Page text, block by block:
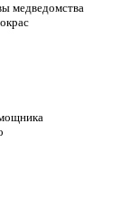
медведомства